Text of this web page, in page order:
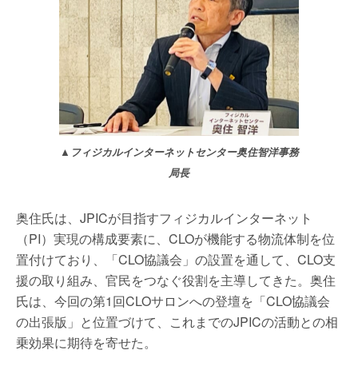
▲フィジカルインターネットセンター奥住智洋事務
局長
奥住氏は、JPICが目指すフィジカルインターネット
（PI）実現の構成要素に、CLOが機能する物流体制を位
置付けており、「CLO協議会」の設置を通して、CLO支
援の取り組み、官民をつなぐ役割を主導してきた。奥住
氏は、今回の第1回CLOサロンへの登壇を「CLO協議会
の出張版」と位置づけて、これまでのJPICの活動との相
乗効果に期待を寄せた。